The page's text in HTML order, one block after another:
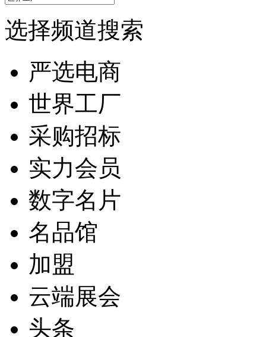
选择频道搜索
严选电商
世界工厂
采购招标
实力会员
数字名片
名品馆
加盟
云端展会
头条